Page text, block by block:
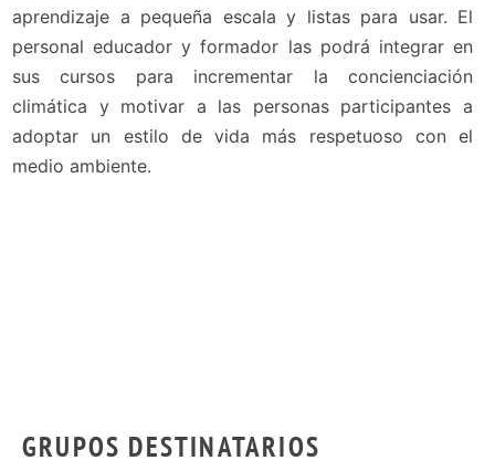
aprendizaje a pequeña escala y listas para usar. El
personal educador y formador las podrá integrar en
sus cursos para incrementar la concienciación
climática y motivar a las personas participantes a
adoptar un estilo de vida más respetuoso con el
medio ambiente.
GRUPOS DESTINATARIOS